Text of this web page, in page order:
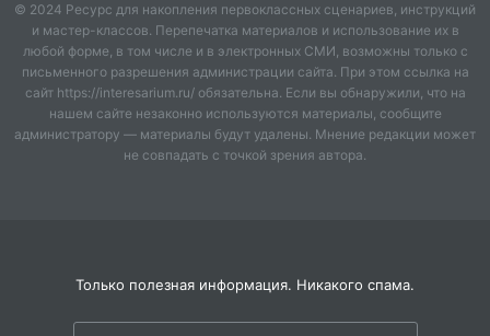
© 2024 Ресурс для накопления первоклассных сценариев, инструкций
и мастер-классов. Перепечатка материалов и использование их в
любой форме, в том числе и в электронных СМИ, возможны только с
письменного разрешения администрации сайта. При этом ссылка на
сайт https://interesarium.ru/ обязательна. Если вы обнаружили, что на
нашем сайте незаконно используются материалы, сообщите
администратору — материалы будут удалены. Мнение редакции может
не совпадать с точкой зрения автора.
Только полезная информация. Никакого спама.